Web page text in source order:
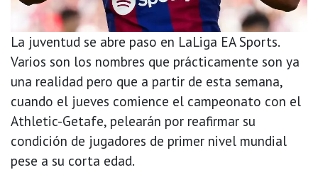
La juventud se abre paso en LaLiga EA Sports.
Varios son los nombres que prácticamente son ya
una realidad pero que a partir de esta semana,
cuando el jueves comience el campeonato con el
Athletic-Getafe, pelearán por reafirmar su
condición de jugadores de primer nivel mundial
pese a su corta edad.